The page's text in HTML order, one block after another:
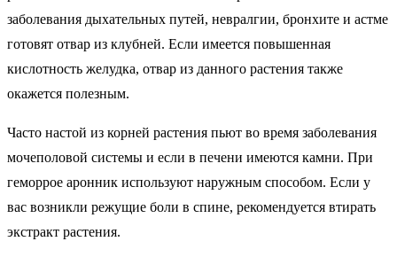
заболевания дыхательных путей, невралгии, бронхите и астме
готовят отвар из клубней. Если имеется повышенная
кислотность желудка, отвар из данного растения также
окажется полезным.
Часто настой из корней растения пьют во время заболевания
мочеполовой системы и если в печени имеются камни. При
геморрое аронник используют наружным способом. Если у
вас возникли режущие боли в спине, рекомендуется втирать
экстракт растения.